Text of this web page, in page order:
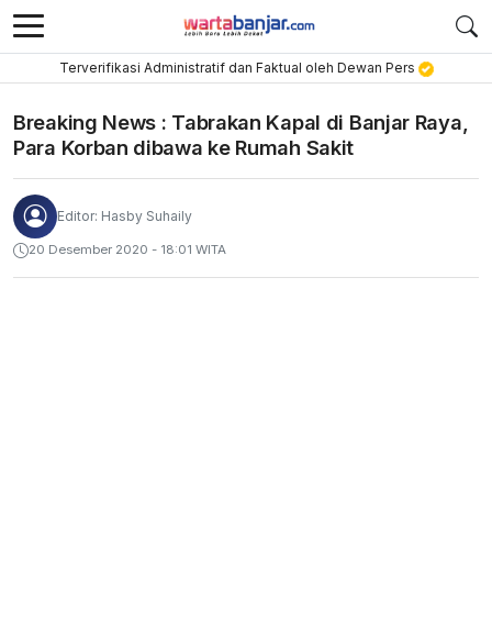
Terverifikasi Administratif dan Faktual oleh Dewan Pers
Breaking News : Tabrakan Kapal di Banjar Raya,
Para Korban dibawa ke Rumah Sakit
Editor: Hasby Suhaily
20 Desember 2020 - 18:01 WITA